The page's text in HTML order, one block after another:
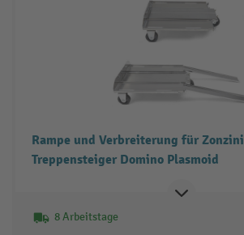
Rampe und Verbreiterung für Zonzini
Treppensteiger Domino Plasmoid
8 Arbeitstage